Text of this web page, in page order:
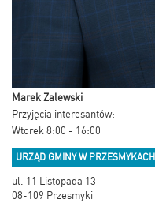
Marek Zalewski
Przyjęcia interesantów:
Wtorek 8:00 - 16:00
URZĄD GMINY W PRZESMYKACH
ul. 11 Listopada 13
08-109 Przesmyki